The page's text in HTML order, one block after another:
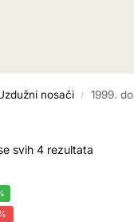
nosači / 1999.
svih 4 rezultata